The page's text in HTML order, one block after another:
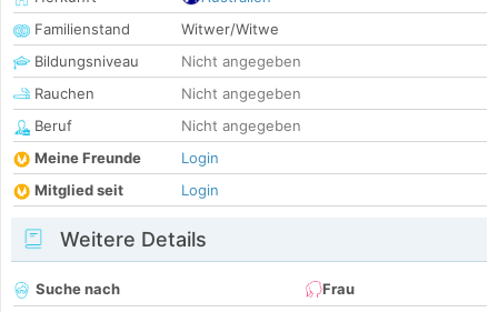
Familienstand
Witwer/Witwe
Bildungsniveau
Nicht angegeben
Rauchen
Nicht angegeben
Beruf
Nicht angegeben
Meine Freunde
Login
Mitglied seit
Login
Weitere Details
Suche nach
Frau